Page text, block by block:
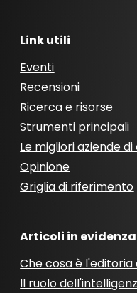
Link utili
Eventi
Recensioni
Ricerca e risorse
Strumenti principali
Le migliori aziende
Opinione
Griglia di riferimento
Articoli in evidenza
Che cosa è l'editoria
Il ruolo